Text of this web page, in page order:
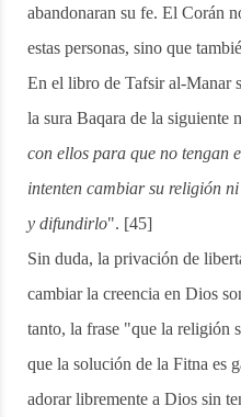
abandonaran su fe. El Corán
estas personas, sino que
En el libro de Tafsir al-Manar
la sura Baqara de la siguiente
con ellos para que no tengan
intenten cambiar su religión
y difundirlo". [45]
Sin duda, la privación de
cambiar la creencia en Dios
tanto, la frase "que la religión
que la solución de la Fitna es
adorar libremente a Dios sin